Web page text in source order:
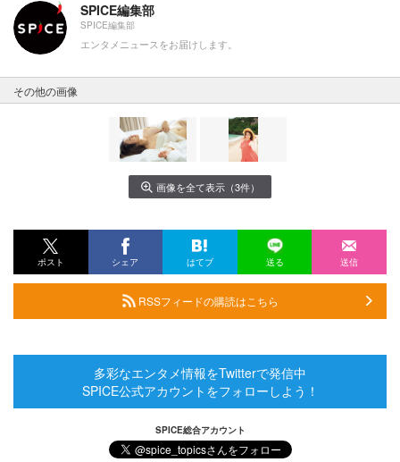
SPICE編集部
SPICE編集部
エンタメニュースをお届けします。
その他の画像
画像を全て表示（3件）
ポスト シェア はてブ 送る 送信
RSSフィードの購読はこちら
多彩なエンタメ情報をTwitterで発信中
SPICE公式アカウントをフォローしよう！
SPICE総合アカウント